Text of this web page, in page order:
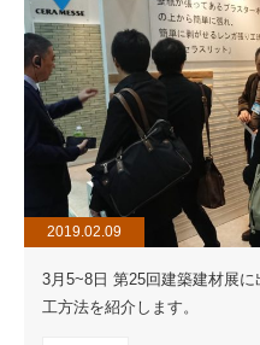
2019.02.09
3月5~8日 第25回建築建材展
工方法を紹介します。